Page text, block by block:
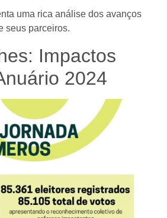
uma rica análise dos avanços
seus parceiros.
Impactos
2024